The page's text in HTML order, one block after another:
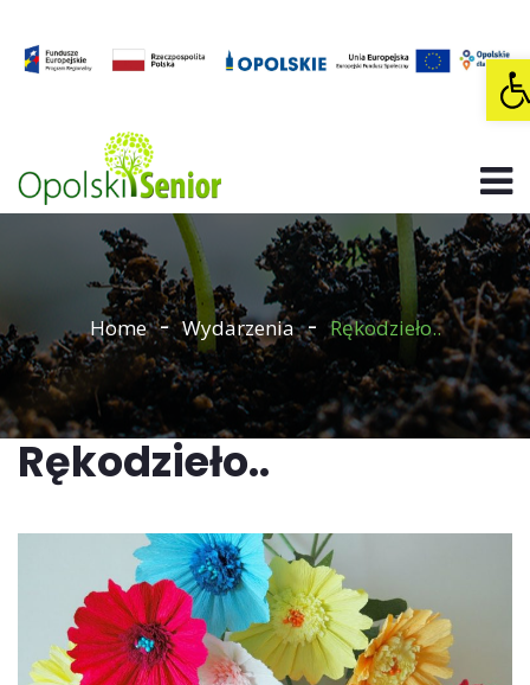
Home Wydarzenia Rękodzieło..
Rękodzieło..